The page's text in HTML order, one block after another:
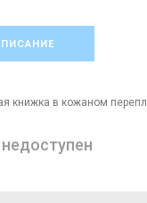
книжка в кожаном